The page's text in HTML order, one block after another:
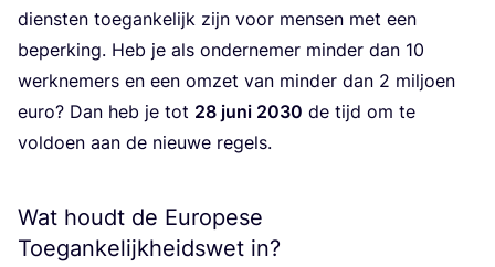
dien­sten toe­gan­ke­lijk zijn voor men­sen met een
beper­king. Heb je als onder­ne­mer min­der dan 10
werk­ne­mers en een omzet van min­der dan 2 mil­joen
euro? Dan heb je tot 28 juni 2030 de tijd om te
vol­doen aan de nieu­we regels.
Wat houdt de Europese
Toegankelijkheidswet in?